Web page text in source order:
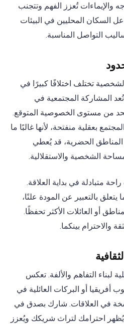
والإيماءات تُعزز الفهم وتتجنب
السكان المحليين في البيئات
التواصل المناسبة.
تختلف اختلافًا كبيرًا في
تُعد المشاركة المجتمعية في
يحد من مستوى الخصوصية المتوقع.
بعقلية منفتحة، لأنها غالبًا ما
المناطق الحضرية، قد يُعطي
الشخصية والاستقلالية.
متبادلة في بداية العلاقة.
بالتعبير عن المودة علنًا،
أو العائلات الأكثر تحفظًا.
والاحترام بينكما.
لبناء التفاهم والألفة. تعكس
أفريقيا أو البركات العائلية في
في العلاقات. شارك بصدق في
يُظهر احترامك لتراث شريكك ويُعزز